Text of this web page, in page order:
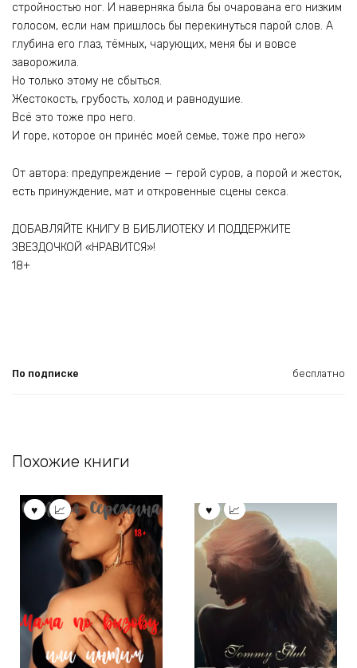
стройностью ног. И наверняка была бы очарована его низким
голосом, если нам пришлось бы перекинуться парой слов. А
глубина его глаз, тёмных, чарующих, меня бы и вовсе
заворожила.
Но только этому не сбыться.
Жестокость, грубость, холод и равнодушие.
Всё это тоже про него.
И горе, которое он принёс моей семье, тоже про него»
От автора: предупреждение — герой суров, а порой и жесток,
есть принуждение, мат и откровенные сцены секса.
ДОБАВЛЯЙТЕ КНИГУ В БИБЛИОТЕКУ И ПОДДЕРЖИТЕ
ЗВЕЗДОЧКОЙ «НРАВИТСЯ»!
18+
По подписке бесплатно
Похожие книги